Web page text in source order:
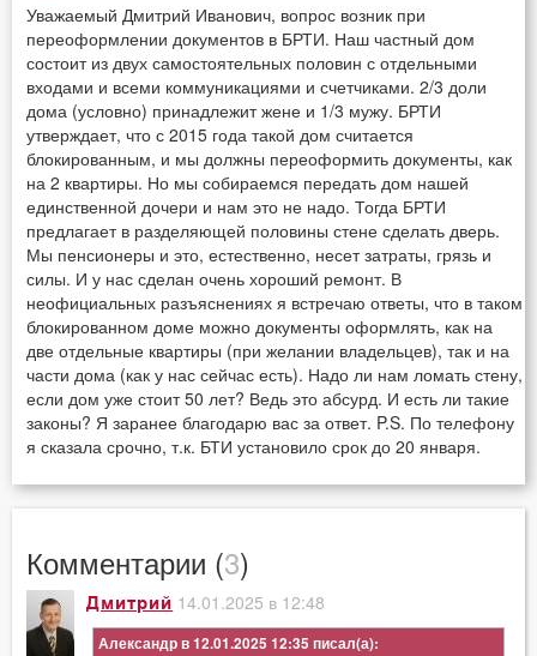
Уважаемый Дмитрий Иванович, вопрос возник при
переоформлении документов в БРТИ. Наш частный дом
состоит из двух самостоятельных половин с отдельными
входами и всеми коммуникациями и счетчиками. 2/3 доли
дома (условно) принадлежит жене и 1/3 мужу. БРТИ
утверждает, что с 2015 года такой дом считается
блокированным, и мы должны переоформить документы, как
на 2 квартиры. Но мы собираемся передать дом нашей
единственной дочери и нам это не надо. Тогда БРТИ
предлагает в разделяющей половины стене сделать дверь.
Мы пенсионеры и это, естественно, несет затраты, грязь и
силы. И у нас сделан очень хороший ремонт. В
неофициальных разъяснениях я встречаю ответы, что в таком
блокированном доме можно документы оформлять, как на
две отдельные квартиры (при желании владельцев), так и на
части дома (как у нас сейчас есть). Надо ли нам ломать стену,
если дом уже стоит 50 лет? Ведь это абсурд. И есть ли такие
законы? Я заранее благодарю вас за ответ. P.S. По телефону
я сказала срочно, т.к. БТИ установило срок до 20 января.
Комментарии (3)
Дмитрий 14.01.2025 в 12:48
Александр в 12.01.2025 12:35